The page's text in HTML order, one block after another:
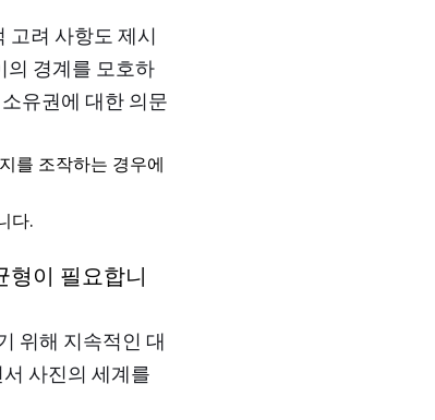
고려 사항도 제시
의 경계를 모호하
유권에 대한 의문
를 조작하는 경우에
다.
형이 필요합니
위해 지속적인 대
사진의 세계를